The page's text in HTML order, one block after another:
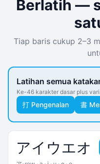
Berlatih —
Tiap baris cukup 2–3
Latihan semua
Ke-46 karakter dasar plus
打 Pengenalan 書
アイ ウエオ